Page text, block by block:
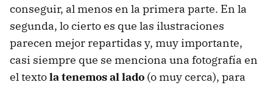
conseguir, al menos en la primera parte. En la
segunda, lo cierto es que las ilustraciones
parecen mejor repartidas y, muy importante,
casi siempre que se menciona una fotografía en
el textola tenemos al lado (o muy cerca), para